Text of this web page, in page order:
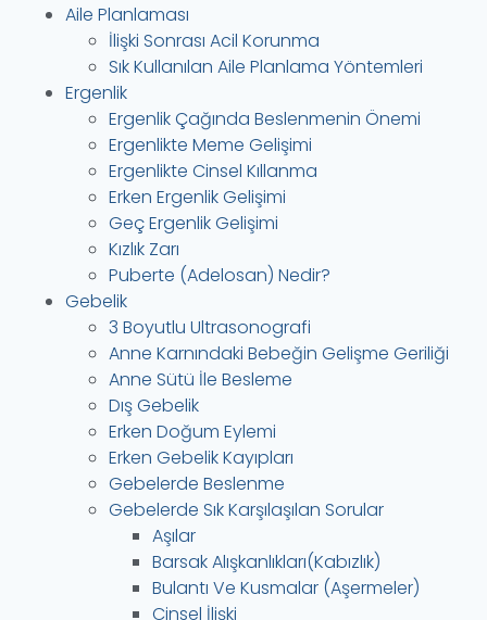
Aile Planlaması
İlişki Sonrası Acil Korunma
Sık Kullanılan Aile Planlama Yöntemleri
Ergenlik
Ergenlik Çağında Beslenmenin Önemi
Ergenlikte Meme Gelişimi
Ergenlikte Cinsel Kıllanma
Erken Ergenlik Gelişimi
Geç Ergenlik Gelişimi
Kızlık Zarı
Puberte (Adelosan) Nedir?
Gebelik
3 Boyutlu Ultrasonografi
Anne Karnındaki Bebeğin Gelişme Geriliği
Anne Sütü İle Besleme
Dış Gebelik
Erken Doğum Eylemi
Erken Gebelik Kayıpları
Gebelerde Beslenme
Gebelerde Sık Karşılaşılan Sorular
Aşılar
Barsak Alışkanlıkları(Kabızlık)
Bulantı Ve Kusmalar (Aşermeler)
Cinsel İlişki